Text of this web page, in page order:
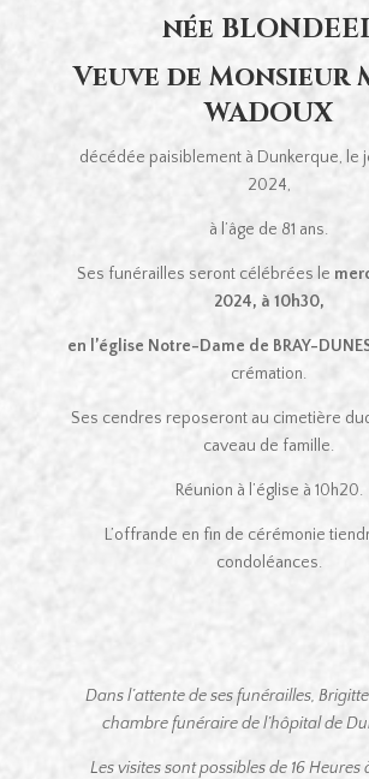
née
Veuve de Monsieur
WADOUX
décédée paisiblement à Dunkerque, le
2024,
à l’âge de 81 ans.
Ses funérailles seront célébrées le
2024, à 10h30,
en l’église Notre-Dame de BRAY-
crémation.
Ses cendres reposeront au cimetière
caveau de famille.
Réunion à l’église à 10h20.
L’offrande en fin de cérémonie
condoléances.
Dans l’attente de ses funérailles,
chambre funéraire de l’hôpital de
Les visites sont possibles de 16 Heures